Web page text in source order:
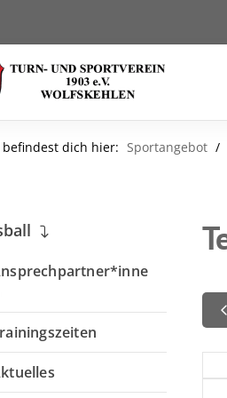
befindest dich hier: Sportangebot